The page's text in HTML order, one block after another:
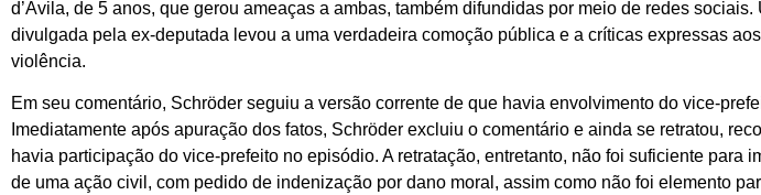
d’Ávila, de 5 anos, que gerou ameaças a ambas, também difundidas por meio de redes sociais.
divulgada pela ex-deputada levou a uma verdadeira comoção pública e a críticas expressas
violência.
Em seu comentário, Schröder seguiu a versão corrente de que havia envolvimento do vice-
Imediatamente após apuração dos fatos, Schröder excluiu o comentário e ainda se retratou,
havia participação do vice-prefeito no episódio. A retratação, entretanto, não foi suficiente para
de uma ação civil, com pedido de indenização por dano moral, assim como não foi elemento